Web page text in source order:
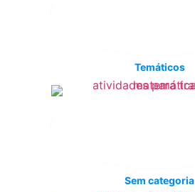
Temáticos
Sem categoria